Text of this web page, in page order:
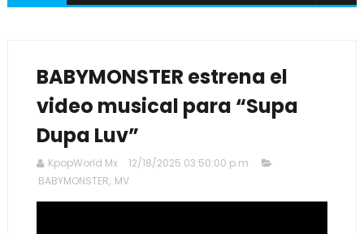
BABYMONSTER estrena el
video musical para “Supa
Dupa Luv”
KpopWorld Mx
12/18/2025 03:50:00 p.m.
BABYMONSTER, MV